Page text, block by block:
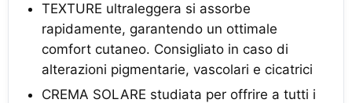
TEXTURE ultraleggera si assorbe
rapidamente, garantendo un ottimale
comfort cutaneo. Consigliato in caso di
alterazioni pigmentarie, vascolari e cicatrici
CREMA SOLARE studiata per offrire a tutti i